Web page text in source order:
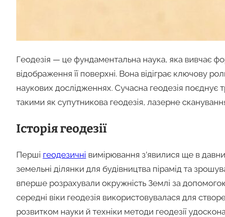
Геодезія — це фундаментальна наука, яка вивчає
відображення її поверхні. Вона відіграє ключову
наукових дослідженнях. Сучасна геодезія поєднує
такими як супутникова геодезія, лазерне
Історія геодезії
Перші геодезичні вимірювання з’явилися ще в
земельні ділянки для будівництва пірамід та
вперше розрахували окружність Землі за
середні віки геодезія використовувалася для
розвитком науки й техніки методи геодезії